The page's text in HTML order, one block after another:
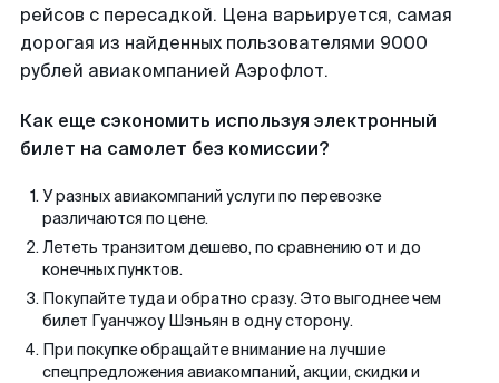
рейсов с пересадкой. Цена варьируется, самая
дорогая из найденных пользователями 9000
рублей авиакомпанией Аэрофлот.
Как еще сэкономить используя электронный
билет на самолет без комиссии?
У разных авиакомпаний услуги по перевозке
различаются по цене.
Лететь транзитом дешево, по сравнению от и до
конечных пунктов.
Покупайте туда и обратно сразу. Это выгоднее чем
билет Гуанчжоу Шэньян в одну сторону.
При покупке обращайте внимание на лучшие
спецпредложения авиакомпаний, акции, скидки и